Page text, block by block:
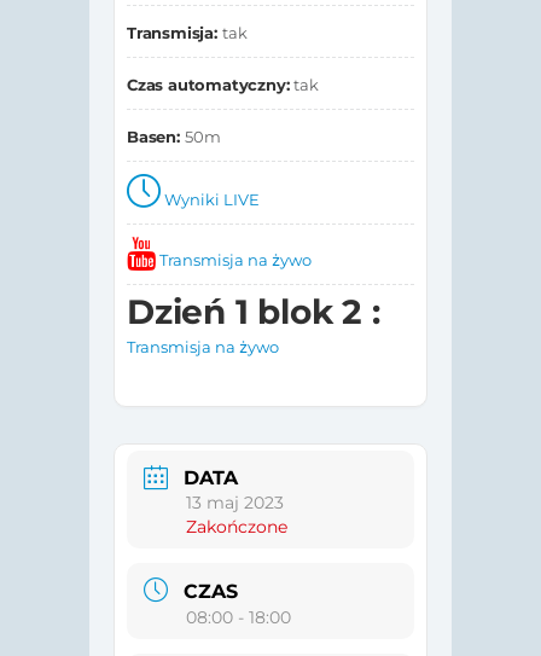
Transmisja: tak
Czas automatyczny:tak
Basen: 50m
Wyniki LIVE
Transmisja na żywo
Dzień 1 blok 2 :
Transmisja na żywo
DATA
13 maj 2023
Zakończone
CZAS
08:00 - 18:00